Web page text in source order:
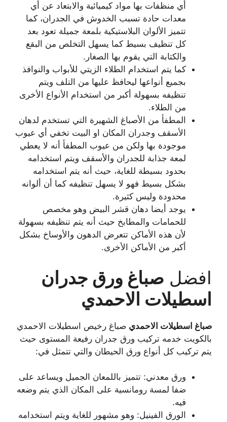
أي منظفات بها مواد كيميائية والابتعاد عن أي
معدات حادة تسبب الخدوش في الجدران، كما
تتميز الألوان البلاستيكية بلمعة جميلة تعود بعد
كل تنظيف بسيط كما يسهل التخلص من البقع
والكتابة التي يقوم بها الصغار.
كما يتم استخدام الطلاء الزيتي للأبواب والنوافذ
بجميع أنواعها ليحافظ عليها من التلف ويتم
تنظيفه بسهولة أكبر من استخدام الأنواع الأخرى
من الطلاء.
المطفأ من الأصباغ الشهيرة التي تستخدم لدهان
الأسقف وجدران المكان او البيت تخفي أي عيوب
موجودة بها ولكن من عيوب المطفأ أنه لا يعطي
لمعة جذابة للجدران والأسقف ويتم استخدامه
بحدود بسيطة للغاية، حيث أنه يتم استخدامه
بشكل بسيط فهو لا يسهل تنظيفه كما أن ألوانه
محدودة وليس كثيرة.
يوجد أيضا دهان قشر البيض وهو مخصص
للحمامات والمطابخ حيث أنه يتم تنظيفه بسهولة
لأن هذه الأماكن تتعرض الدهون والأوساخ بشكل
أكبر من الأماكن الأخرى.
افضل صباغ ورق جدران
اسطيلات الاحمدي
صباغ اسطيلات الاحمدي صباغ رخيص اسطيلات الاحمدي
بالكويت خدمه تركيب ورق جدران رفيعة المستوى حيث
يتم تركيب كل أنواع ورق الحيطان والتي تتمثل في:
ورق معدني: تتميز باللمعان الجميل ويساعد على
ضفا لمسة رومانسية على المكان الذي يتم وضعه
فيه.
الورق الفينيل: وهو مشهور للغاية ويتم استخدامه